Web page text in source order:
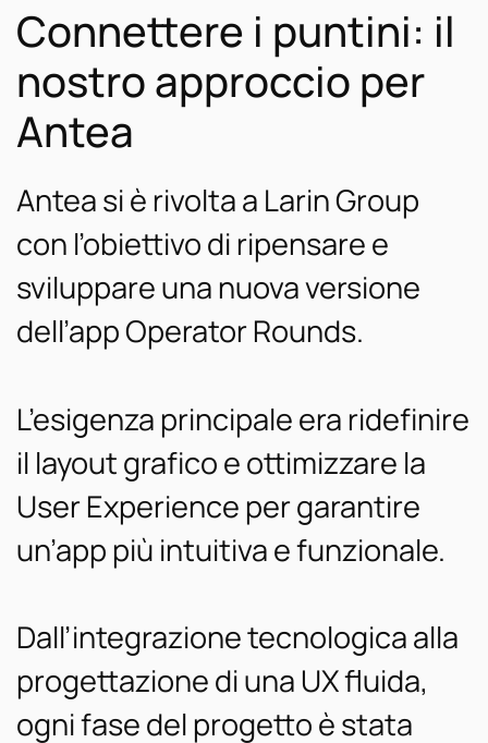
Connettere i puntini: il
nostro approccio per
Antea
Antea si è rivolta a Larin Group
con l’obiettivo di ripensare e
sviluppare una nuova versione
dell’app Operator Rounds.
L’esigenza principale era ridefinire
il layout grafico e ottimizzare la
User Experience per garantire
un’app più intuitiva e funzionale.
Dall’integrazione tecnologica alla
progettazione di una UX fluida,
ogni fase del progetto è stata